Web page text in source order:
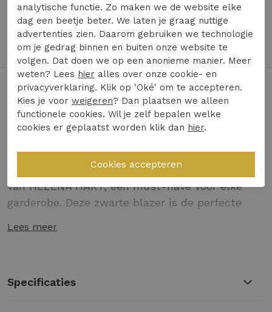
Gratis verzending vanaf €99,-
14 dagen bedenktijd
Achteraf Betalen met Billink mogelijk
Toon alles vanHelena Hart
Naar allejassen
Maak kennis met de stijlvolle Blazer Joe Biker
van HELENA HART, een must-have voor elke
garderobe. Deze zwarte blazer is de perfecte
voor de modebewuste vrouw. Geschikt voor het
Lees meer
Specificaties
analytische functie. Zo maken we de website elke
dag een beetje beter. We laten je graag nuttige
advertenties zien. Daarom gebruiken we technologie
om je gedrag binnen en buiten onze website te
volgen. Dat doen we op een anonieme manier. Meer
weten? Lees hier alles over onze cookie- en
privacyverklaring. Klik op 'Oké' om te accepteren.
Kies je voor weigeren? Dan plaatsen we alleen
functionele cookies. Wil je zelf bepalen welke
cookies er geplaatst worden klik dan hier.